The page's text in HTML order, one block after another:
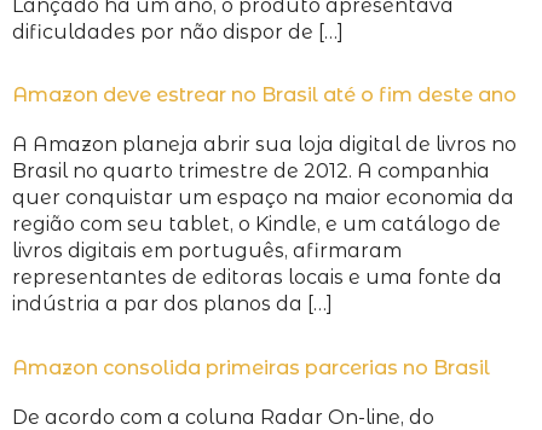
Lançado há um ano, o produto apresentava
dificuldades por não dispor de […]
Amazon deve estrear no Brasil até o fim deste ano
A Amazon planeja abrir sua loja digital de livros no
Brasil no quarto trimestre de 2012. A companhia
quer conquistar um espaço na maior economia da
região com seu tablet, o Kindle, e um catálogo de
livros digitais em português, afirmaram
representantes de editoras locais e uma fonte da
indústria a par dos planos da […]
Amazon consolida primeiras parcerias no Brasil
De acordo com a coluna Radar On-line, do